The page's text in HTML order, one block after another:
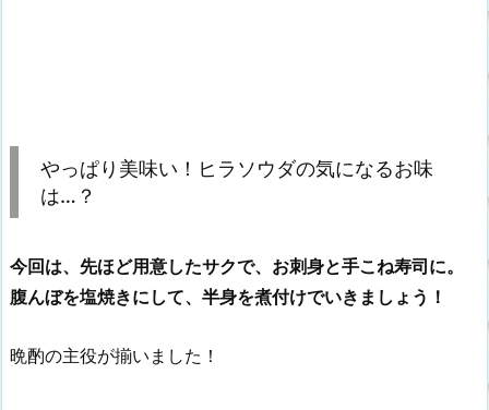
やっぱり美味い！ヒラソウダの気になるお味
は…？
今回は、先ほど用意したサクで、お刺身と手こね寿司に。
腹んぼを塩焼きにして、半身を煮付けでいきましょう！
晩酌の主役が揃いました！